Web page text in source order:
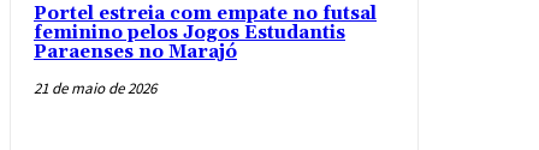
Portel estreia com empate no futsal
feminino pelos Jogos Estudantis
Paraenses no Marajó
21 de maio de 2026